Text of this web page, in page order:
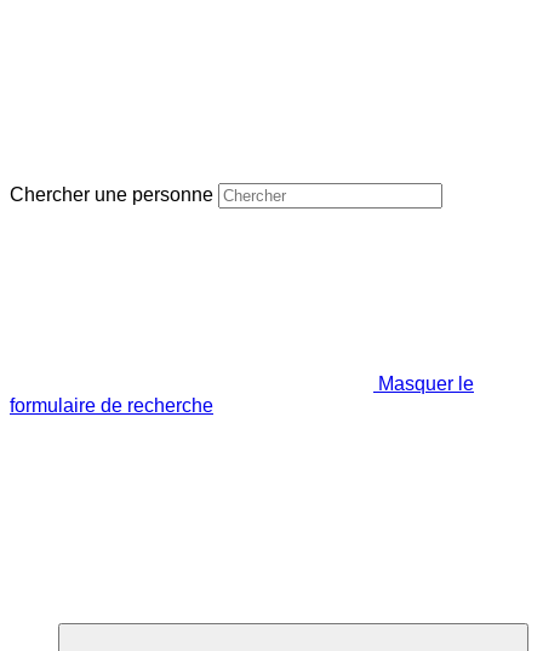
Chercher une personne
Masquer le
formulaire de recherche